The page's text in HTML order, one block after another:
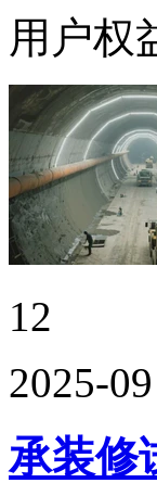
用户权
12
2025-09
承装修